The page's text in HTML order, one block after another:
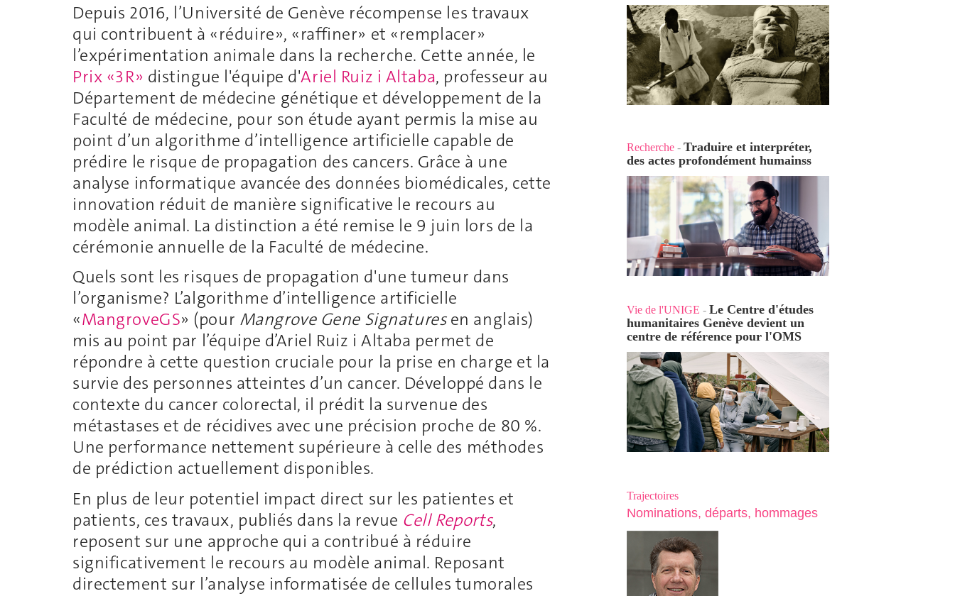
Depuis 2016, l’Université de Genève récompense les travaux
qui contribuent à «réduire», «raffiner» et «remplacer»
l’expérimentation animale dans la recherche. Cette année, le
Prix «3R» distingue l'équipe d'Ariel Ruiz i Altaba, professeur au
Département de médecine génétique et développement de la
Faculté de médecine, pour son étude ayant permis la mise au
point d’un algorithme d’intelligence artificielle capable de
prédire le risque de propagation des cancers. Grâce à une
analyse informatique avancée des données biomédicales, cette
innovation réduit de manière significative le recours au
modèle animal. La distinction a été remise le 9 juin lors de la
cérémonie annuelle de la Faculté de médecine.
Quels sont les risques de propagation d'une tumeur dans
l’organisme? L’algorithme d’intelligence artificielle
«MangroveGS» (pour Mangrove Gene Signaturesen anglais)
mis au point par l’équipe d’Ariel Ruiz i Altaba permet de
répondre à cette question cruciale pour la prise en charge et la
survie des personnes atteintes d’un cancer. Développé dans le
contexte du cancer colorectal, il prédit la survenue des
métastases et de récidives avec une précision proche de 80 %.
Une performance nettement supérieure à celle des méthodes
de prédiction actuellement disponibles.
En plus de leur potentiel impact direct sur les patientes et
patients, ces travaux, publiés dans la revue Cell Reports,
reposent sur une approche qui a contribué à réduire
significativement le recours au modèle animal. Reposant
directement sur l’analyse informatisée de cellules tumorales
Recherche - Traduire et interpréter,
des actes profondément humainss
Vie de l'UNIGE - Le Centre d'études
humanitaires Genève devient un
centre de référence pour l'OMS
Trajectoires
Nominations, départs, hommages